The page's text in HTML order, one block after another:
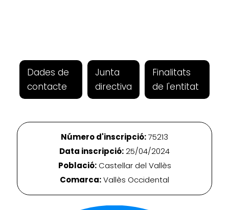
Dades de
contacte
Junta
directiva
Finalitats
de l'entitat
Número d'inscripció:75213
Data inscripció:25/04/2024
Població:Castellar del Vallès
Comarca:Vallès Occidental